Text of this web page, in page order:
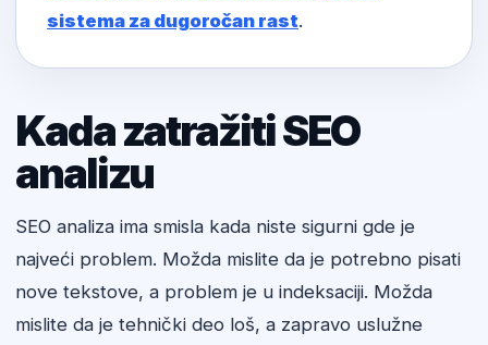
sistema za dugoročan rast.
Kada zatražiti SEO
analizu
SEO analiza ima smisla kada niste sigurni gde je
najveći problem. Možda mislite da je potrebno pisati
nove tekstove, a problem je u indeksaciji. Možda
mislite da je tehnički deo loš, a zapravo uslužne